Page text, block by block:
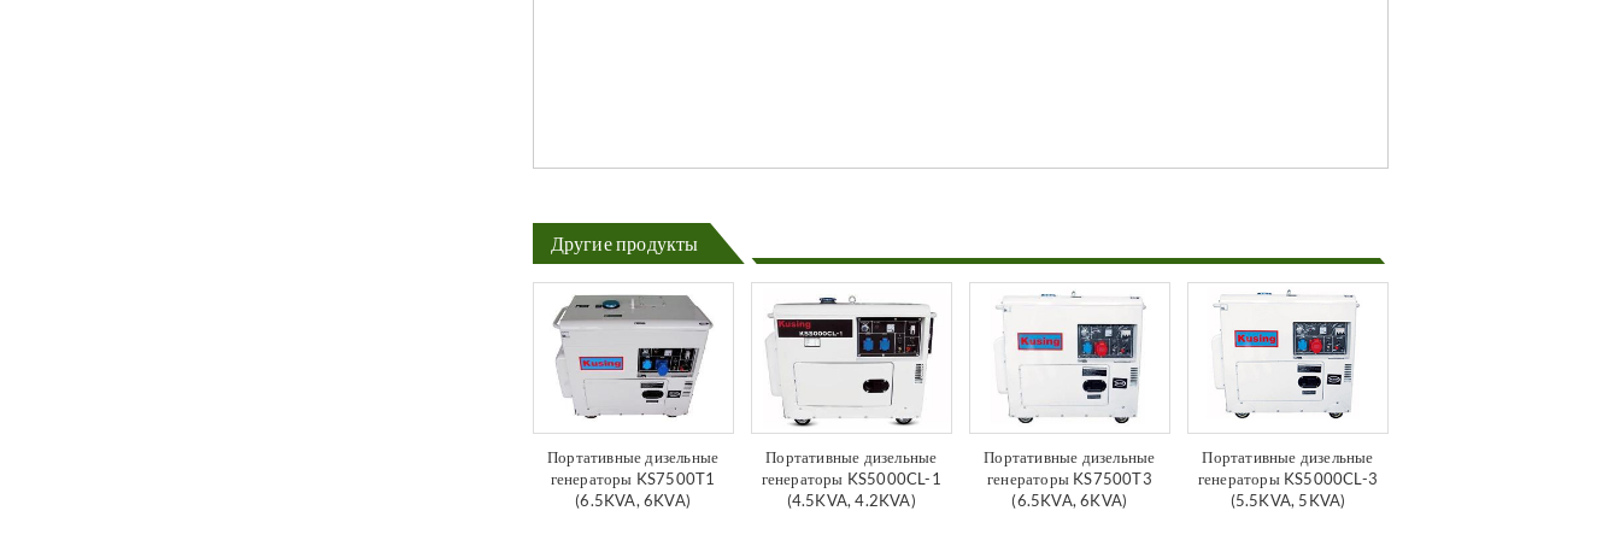
Другие продукты
Портативные дизельные
генераторы KS7500T1
(6.5KVA, 6KVA)
Портативные дизельные
генераторы KS5000CL-1
(4.5KVA, 4.2KVA)
Портативные дизельные
генераторы KS7500T3
(6.5KVA, 6KVA)
Портативные дизельные
генераторы KS5000CL-3
(5.5KVA, 5KVA)